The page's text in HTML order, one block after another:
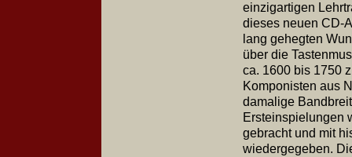
einzigartigen
dieses neuen CD-
lang gehegten
über die
ca. 1600 bis 1750
Komponisten aus
damalige
Ersteinspielungen
gebracht und mit
wiedergegeben.